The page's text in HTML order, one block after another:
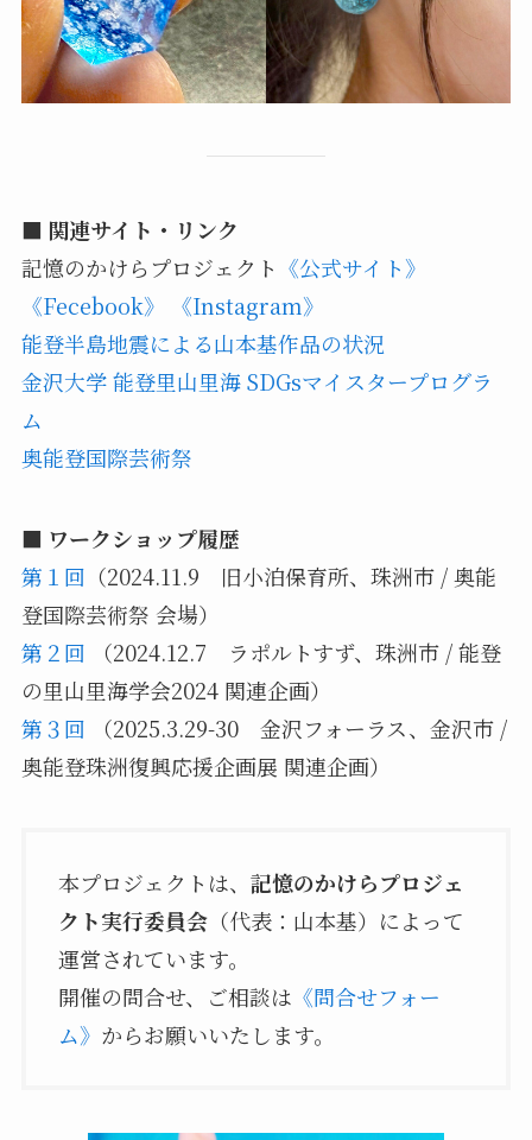
■ 関連サイト・リンク
記憶のかけらプロジェクト 《公式サイト》
《Fecebook》
《Instagram》
能登半島地震による山本基作品の状況
金沢大学 能登里山里海 SDGsマイスタープログラ
ム
奥能登国際芸術祭
■ ワークショップ履歴
第１回 （2024.11.9 旧小泊保育所、珠洲市 / 奥能
登国際芸術祭 会場）
第２回
（2024.12.7 ラポルトすず、珠洲市 / 能登
の里山里海学会2024 関連企画）
第３回
（2025.3.29-30 金沢フォーラス、金沢市 /
奥能登珠洲復興応援企画展 関連企画）
本プロジェクトは、 記憶のかけらプロジェ
クト実行委員会（代表：山本基）によって
運営されています。
開催の問合せ、ご相談は 《問合せフォー
ム》 からお願いいたします。